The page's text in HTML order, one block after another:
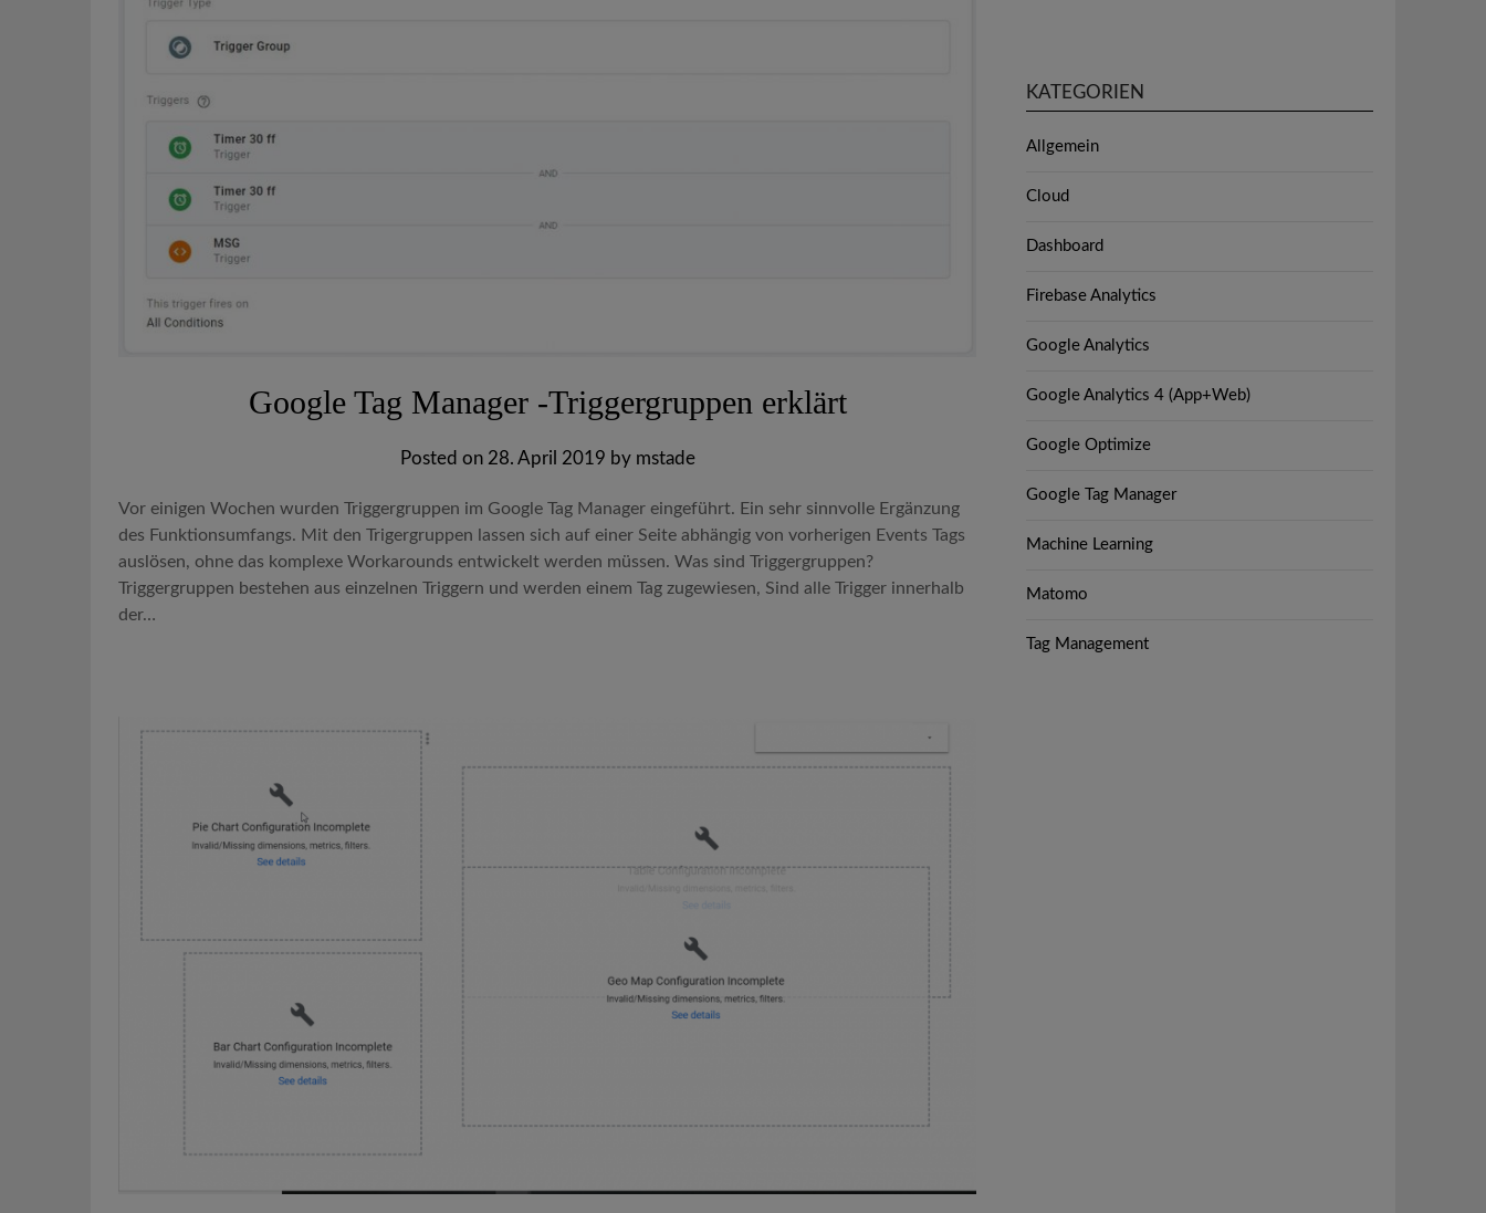
Google Tag Manager -Triggergruppen erklärt
Posted on 28. April 2019 by mstade
Vor einigen Wochen wurden Triggergruppen im Google Tag Manager eingeführt. Ein sehr sinnvolle Ergänzung
des Funktionsumfangs. Mit den Trigergruppen lassen sich auf einer Seite abhängig von vorherigen Events Tags
auslösen, ohne das komplexe Workarounds entwickelt werden müssen. Was sind Triggergruppen?
Triggergruppen bestehen aus einzelnen Triggern und werden einem Tag zugewiesen, Sind alle Trigger innerhalb
der…
KATEGORIEN
Allgemein
Cloud
Dashboard
Firebase Analytics
Google Analytics
Google Analytics 4 (App+Web)
Google Optimize
Google Tag Manager
Machine Learning
Matomo
Tag Management